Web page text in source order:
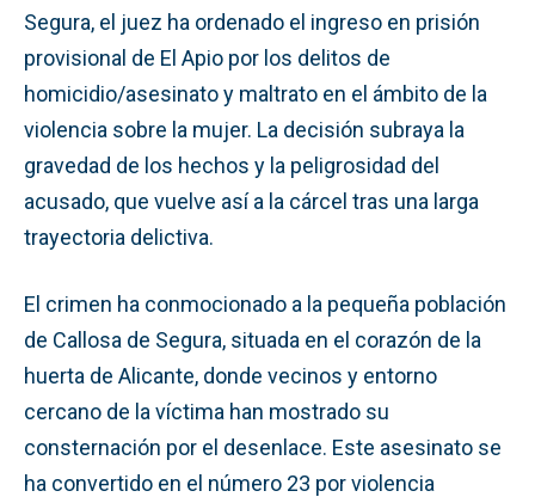
Segura, el juez ha ordenado el ingreso en prisión
provisional de El Apio por los delitos de
homicidio/asesinato y maltrato en el ámbito de la
violencia sobre la mujer. La decisión subraya la
gravedad de los hechos y la peligrosidad del
acusado, que vuelve así a la cárcel tras una larga
trayectoria delictiva.
El crimen ha conmocionado a la pequeña población
de Callosa de Segura, situada en el corazón de la
huerta de Alicante, donde vecinos y entorno
cercano de la víctima han mostrado su
consternación por el desenlace. Este asesinato se
ha convertido en el número 23 por violencia